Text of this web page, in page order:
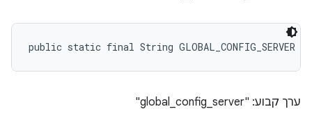
public static final String GLOBAL_CONFIG_SERVER
ערך קבוע: "global_config_server"